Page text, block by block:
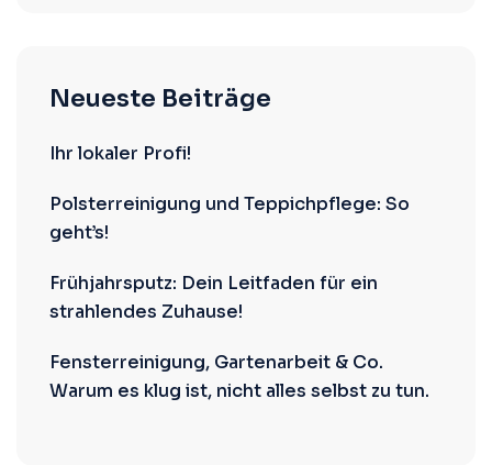
Neueste Beiträge
Ihr lokaler Profi!
Polsterreinigung und Teppichpflege: So
geht’s!
Frühjahrsputz: Dein Leitfaden für ein
strahlendes Zuhause!
Fensterreinigung, Gartenarbeit & Co.
Warum es klug ist, nicht alles selbst zu tun.